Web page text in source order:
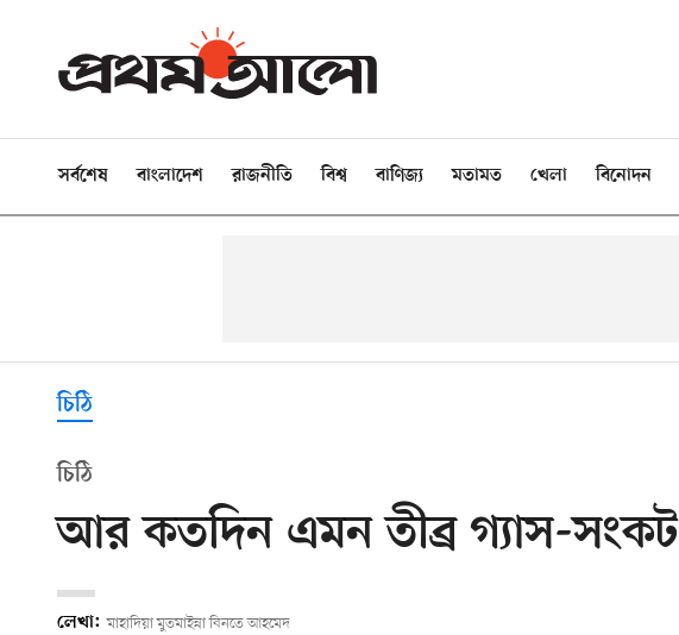
সর্বশেষ বাংলাদেশ রাজনীতি বিশ্ব বাণিজ্য মতামত খেলা বিনোদন
চিঠি
চিঠি
আর কতদিন এমন তীব্র গ্যাস-সংকট
লেখা: মাহাদিয়া মুতমাইন্না বিনতে আহমেদ